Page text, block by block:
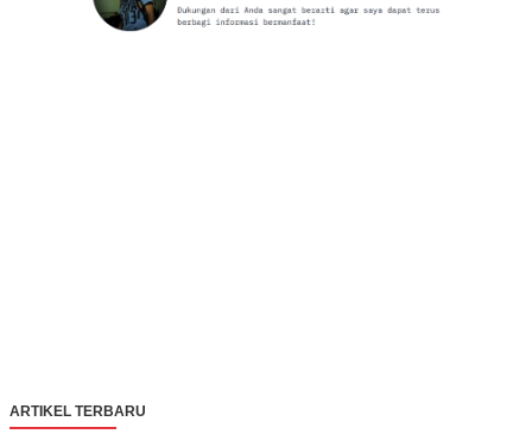
ARTIKEL TERBARU